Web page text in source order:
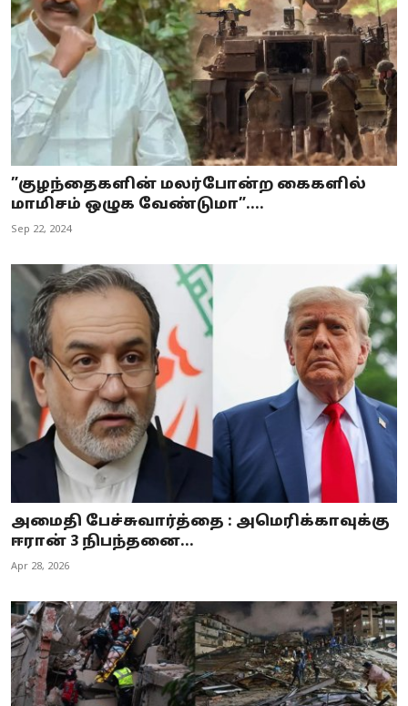
”குழந்தைகளின் மலர்போன்ற கைகளில்
மாமிசம் ஒழுக வேண்டுமா”....
Sep 22, 2024
அமைதி பேச்சுவார்த்தை : அமெரிக்காவுக்கு
ஈரான் 3 நிபந்தனை...
Apr 28, 2026